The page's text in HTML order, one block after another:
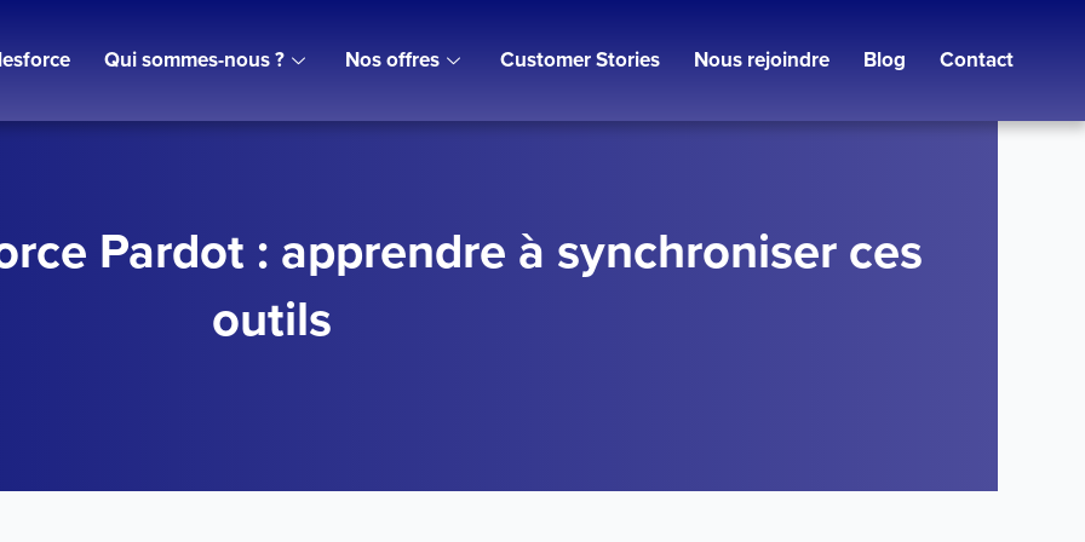
Qui sommes-nous ? Nos offres Customer Stories Nous rejoindre Blog Contact
Pardot : apprendre à synchroniser ces
outils